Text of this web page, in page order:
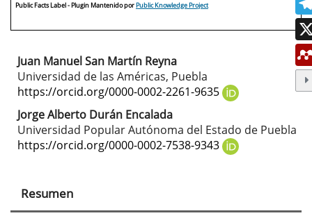
Public Facts Label- Plugin Mantenido por Public Knowledge Project
Contenido
principal
del
artículo
Juan Manuel San Martín Reyna
Universidad de las Américas, Puebla
https://orcid.org/0000-0002-2261-9635
Jorge Alberto Durán Encalada
Universidad Popular Autónoma del Estado de Puebla
https://orcid.org/0000-0002-7538-9343
Resumen